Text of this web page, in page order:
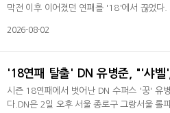
막전 이후 이어졌던 연패를 '18'에서 끊었
조금 아쉽지만 그래도 뿌듯하다"며 승리 소
2026-08-02
'18연패 탈출' DN 유병준, "'샤벨
시즌 18연패에서 벗어난 DN 수퍼스 '꿍' 유
다.DN은 2일 오후 서울 종로구 그랑서울 롤